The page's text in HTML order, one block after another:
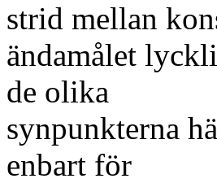
strid mellan
ändamålet
de olika
synpunkterna
enbart för